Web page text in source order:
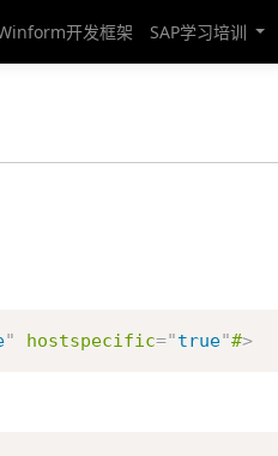
开发框架 SAP学习培训
" hostspecific="true"#>